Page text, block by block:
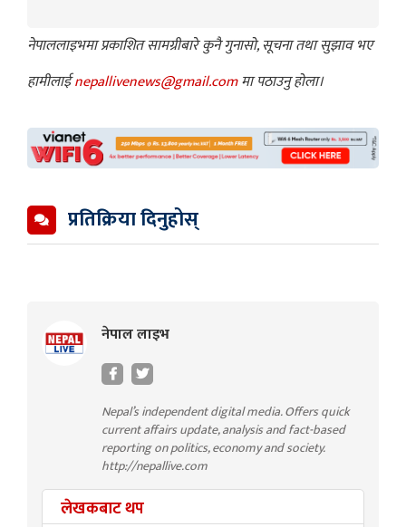
नेपाललाइभमा प्रकाशित सामग्रीबारे कुनै गुनासो, सूचना तथा सुझाव भए
हामीलाईnepallivenews@gmail.comमा पठाउनु होला।
प्रतिक्रिया दिनुहोस्
नेपाल लाइभ
Nepal’s independent digital media. Offers quick
current affairs update, analysis and fact-based
reporting on politics, economy and society.
http://nepallive.com
लेखकबाट थप